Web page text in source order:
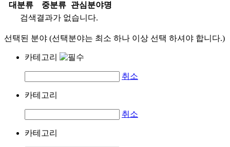
대분류
중분류
관심분야명
검색결과가 없습니다.
선택된 분야 (선택분야는 최소 하나 이상 선택 하셔야 합니다.)
카테고리
취소
카테고리
취소
카테고리